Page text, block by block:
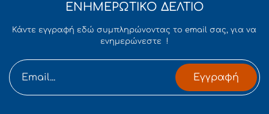
ΕΝΗΜΕΡΩΤΙΚΟ ΔΕΛΤΙΟ
Κάντε εγγραφή εδώ συμπληρώνοντας το email σας, για να
ενημερώνεστε !
Εγγραφή